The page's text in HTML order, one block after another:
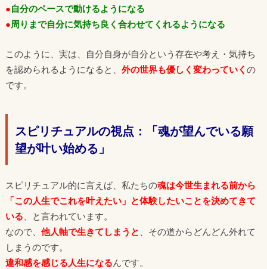
●自分のペースで動けるようになる
●周りまで自分に気持ち良く合わせてくれるようになる
このように、実は、自分自身が自分という存在や考え・気持ち
を認められるようになると、 外の世界も優しく変わっていく の
です。
スピリチュアルの視点：「魂が望んでいる願
望が叶い始める」
スピリチュアル的に言えば、私たちの魂は今世生まれる前から
「この人生でこれを叶えたい」と体験したいことを決めてきて
いる 、と言われています。
なので、 他人軸で生きてしまうと
、その道からどんどん外れて
しまうのです。
違和感を感じる人生になるんです。